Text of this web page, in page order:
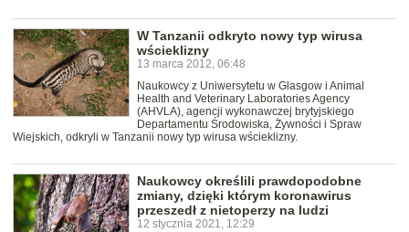
W Tanzanii odkryto nowy typ wirusa
wścieklizny
13 marca 2012, 06:48
Naukowcy z Uniwersytetu w Glasgow i Animal
Health and Veterinary Laboratories Agency
(AHVLA), agencji wykonawczej brytyjskiego
Departamentu Środowiska, Żywności i Spraw
Wiejskich, odkryli w Tanzanii nowy typ wirusa wścieklizny.
Naukowcy określili prawdopodobne
zmiany, dzięki którym koronawirus
przeszedł z nietoperzy na ludzi
12 stycznia 2021, 12:29